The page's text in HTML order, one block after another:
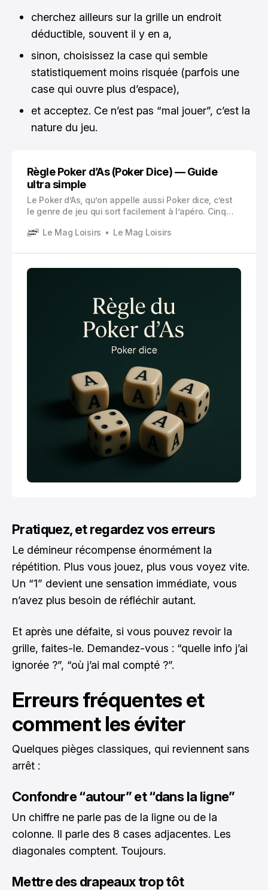
cherchez ailleurs sur la grille un endroit
déductible, souvent il y en a,
sinon, choisissez la case qui semble
statistiquement moins risquée (parfois une
case qui ouvre plus d’espace),
et acceptez. Ce n’est pas “mal jouer”, c’est la
nature du jeu.
Règle Poker d’As (Poker Dice) — Guide
ultra simple
Le Poker d’As, qu’on appelle aussi Poker dice, c’est
le genre de jeu qui sort facilement à l’apéro. Cinq
petit frisson quand tu relances “juste un dernier dé”
ça qui le rend addictif.
Le Mag Loisirs Le Mag Loisirs
Pratiquez, et regardez vos erreurs
Le démineur récompense énormément la
répétition. Plus vous jouez, plus vous voyez vite.
Un “1” devient une sensation immédiate, vous
n’avez plus besoin de réfléchir autant.
Et après une défaite, si vous pouvez revoir la
grille, faites-le. Demandez-vous : “quelle info j’ai
ignorée ?”, “où j’ai mal compté ?”.
Erreurs fréquentes et
comment les éviter
Quelques pièges classiques, qui reviennent sans
arrêt :
Confondre “autour” et “dans la ligne”
Un chiffre ne parle pas de la ligne ou de la
colonne. Il parle des 8 cases adjacentes. Les
diagonales comptent. Toujours.
Mettre des drapeaux trop tôt